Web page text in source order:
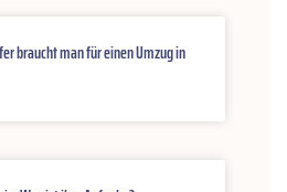
braucht man für einen Umzug in